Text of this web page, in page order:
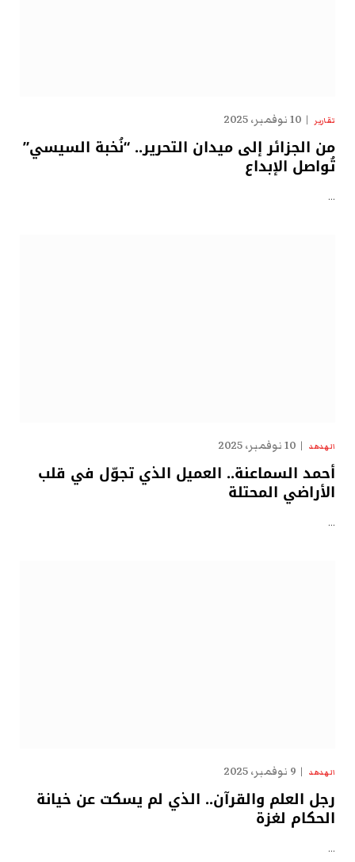
تقارير 10 نوفمبر، 2025
من الجزائر إلى ميدان التحرير.. “نُخبة السيسي”
تُواصل الإبداع
…
الهدهد 10 نوفمبر، 2025
أحمد السماعنة.. العميل الذي تجوّل في قلب
الأراضي المحتلة
…
الهدهد 9 نوفمبر، 2025
رجل العلم والقرآن.. الذي لم يسكت عن خيانة
الحكام لغزة
…